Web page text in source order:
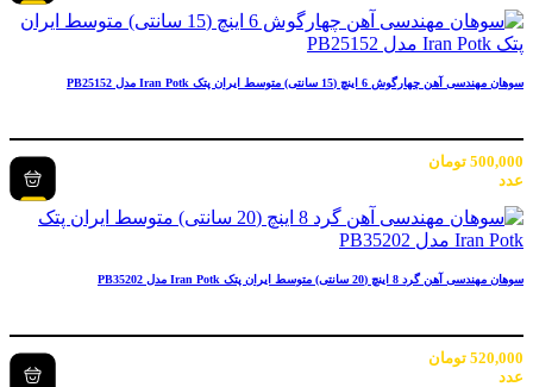
سوهان مهندسی آهن چهارگوش 6 اینچ (15 سانتی) متوسط ایران پتک Iran Potk مدل PB25152
500,000 تومان
عدد
سوهان مهندسی آهن گرد 8 اینچ (20 سانتی) متوسط ایران پتک Iran Potk مدل PB35202
520,000 تومان
عدد